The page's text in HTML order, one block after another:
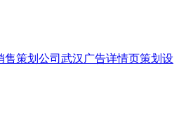
售策划公司 武汉广告详情页策划设